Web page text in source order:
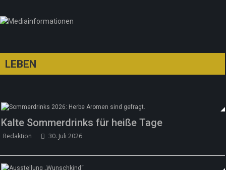
LEBEN
Kalte Sommerdrinks für heiße Tage
Redaktion 30. Juli 2026